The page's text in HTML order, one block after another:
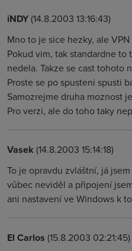
iNDY(14.8.2003 13:16:43)
Mno to je sice hezky, ale
Pokud vim, tak standardne to
nedela. Takze se cast tohoto
Proste se po spusteni spusti
Samozrejme druha moznost
Pro verzi, ale do toho taky
Vasek (14.8.2003 15:14:18)
To je opravdu zvláštní, já
vůbec neviděl a připojení
ani nastavení ve Windows k
El Carlos (15.8.2003 02:21:45)